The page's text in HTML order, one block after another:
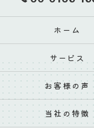
ホーム
サービス
お客様の声
当社の特徴